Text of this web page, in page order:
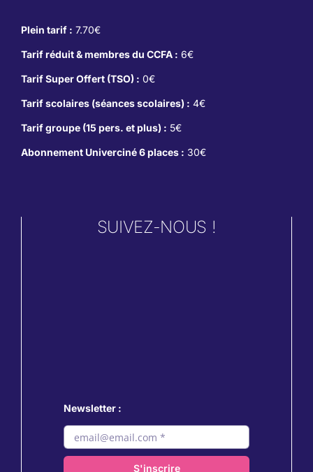
Plein tarif : 7.70€
Tarif réduit & membres du CCFA : 6€
Tarif Super Offert (TSO) : 0€
Tarif scolaires (séances scolaires) : 4€
Tarif groupe (15 pers. et plus) : 5€
Abonnement Univerciné 6 places : 30€
SUIVEZ-NOUS !
Newsletter :
S'inscrire